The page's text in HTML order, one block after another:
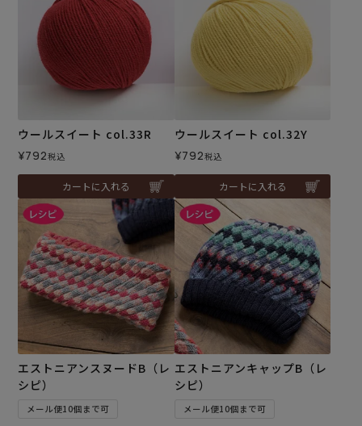
ウールスイート col.33R
¥792税込
カートに入れる
ウールスイート col.32Y
¥792税込
カートに入れる
エストニアンスヌードB（レ
シピ）
メール便10個まで可
エストニアンキャップB（レ
シピ）
メール便10個まで可